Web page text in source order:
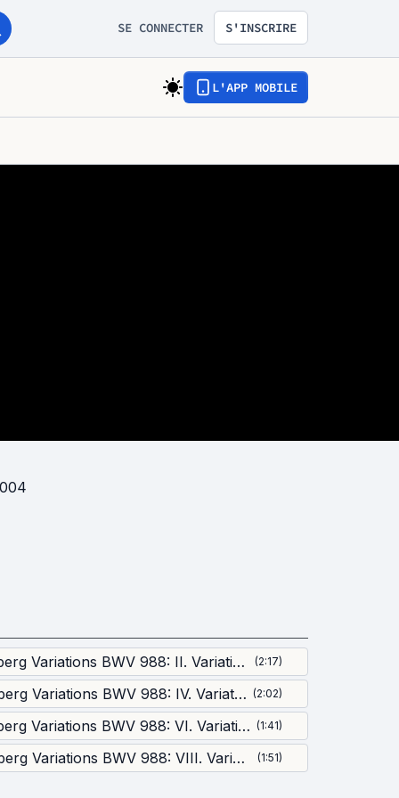
SE CONNECTER S'INSCRIRE
L'APP MOBILE
Goldberg Variations BWV 988: II. Variation 1 on 1 Clavier (2:17)
Goldberg Variations BWV 988: IV. Variation 3. Canone all'unisono a 1 Clavier (2:02)
Goldberg Variations BWV 988: VI. Variation 5 on 1 ovvero 2 Clavier (1:41)
Goldberg Variations BWV 988: VIII. Variation 7 on 1 ovvero 2 Clavier al tempo di Giga (1:51)